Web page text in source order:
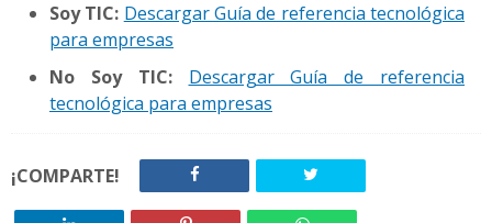
Soy TIC: Descargar Guía de referencia tecnológica
para empresas
No Soy TIC:
Descargar Guía de referencia
tecnológica para empresas
¡COMPARTE!